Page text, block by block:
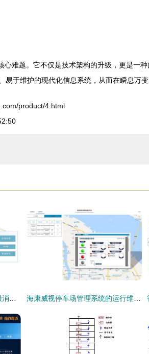
难题。它不仅是技术架构的升级，更是一
于维护的现代化信息系统，从而在瞬息万变
product/4.html